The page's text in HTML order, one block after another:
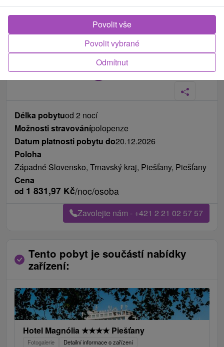
Fotografie od zákazníků+7
Délka pobytuod 2 nocí
Možnosti stravovánípolopenze
Datum platnosti pobytu do20.12.2026
Poloha
Západné Slovensko, Trnavský kraj, Piešťany, Piešťany
Cena
od 1 831,97 Kč/noc/osoba
Zavolejte nám - +421 2 21 02 57 57
Tento pobyt je součástí nabídky
zařízení:
Hotel Magnólia ★★★★ Piešťany
Fotogalerie Detailní informace o zařízení
Odmítnut
Povolit vybrané
Povolit vše